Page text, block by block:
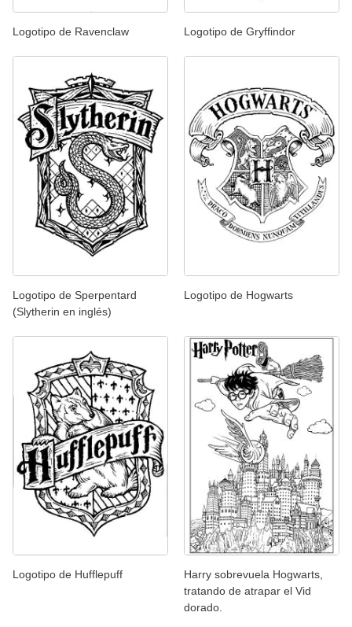
Logotipo de Ravenclaw Logotipo de Gryffindor
Logotipo de Sperpentard
(Slytherin en inglés)
Logotipo de Hogwarts
Logotipo de Hufflepuff
Harry sobrevuela Hogwarts,
tratando de atrapar el Vid
dorado.